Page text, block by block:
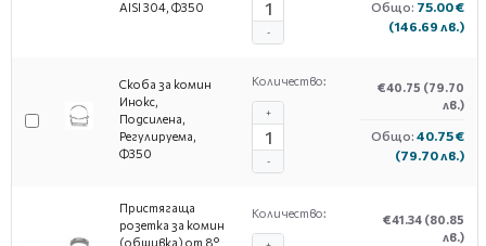
AISI 304, Ф350
-
Общо: 75.00 €
(146.69 лв.)
Скоба за комин
Инокс,
Подсилена,
Регулируема,
Ф350
Количество:
-
+
€40.75 (79.70
лв.)
Общо: 40.75 €
(79.70 лв.)
Пристягаща
розетка за комин
(обшивка) от 8°
Количество: €41.34 (80.85
лв.)